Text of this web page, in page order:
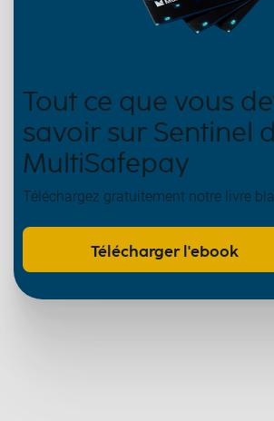
Tout ce que vous
savoir sur Sentinel
MultiSafepay
Téléchargez gratuitement notre livre
Télécharger l'ebook